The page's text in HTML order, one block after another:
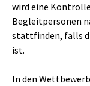
wird eine
Begleitpersonen
stattfinden, falls
ist.
In den